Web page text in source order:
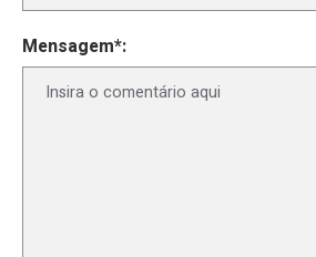
Mensagem*: